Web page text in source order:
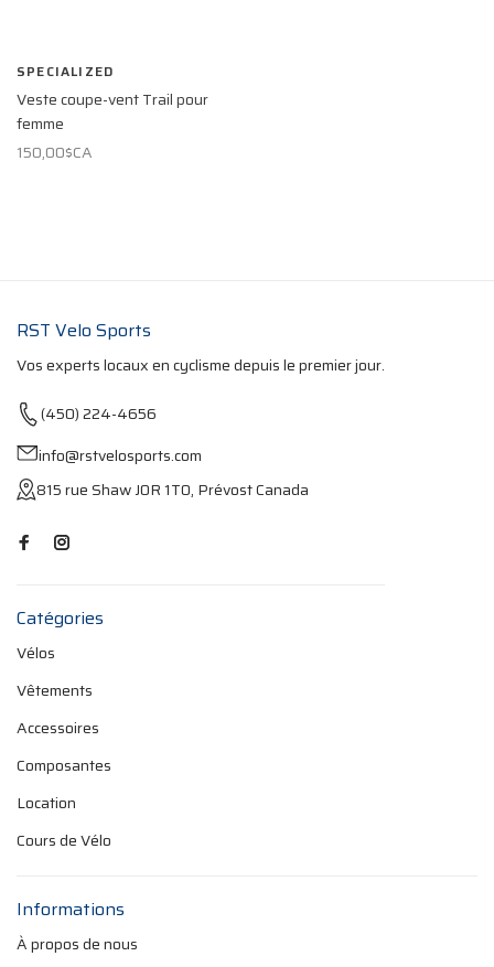
SPECIALIZED
Veste coupe-vent Trail pour
femme
150,00$CA
RST Velo Sports
Vos experts locaux en cyclisme depuis le premier jour.
(450) 224-4656
info@rstvelosports.com
815 rue Shaw J0R 1T0, Prévost Canada
Catégories
Vélos
Vêtements
Accessoires
Composantes
Location
Cours de Vélo
Informations
À propos de nous